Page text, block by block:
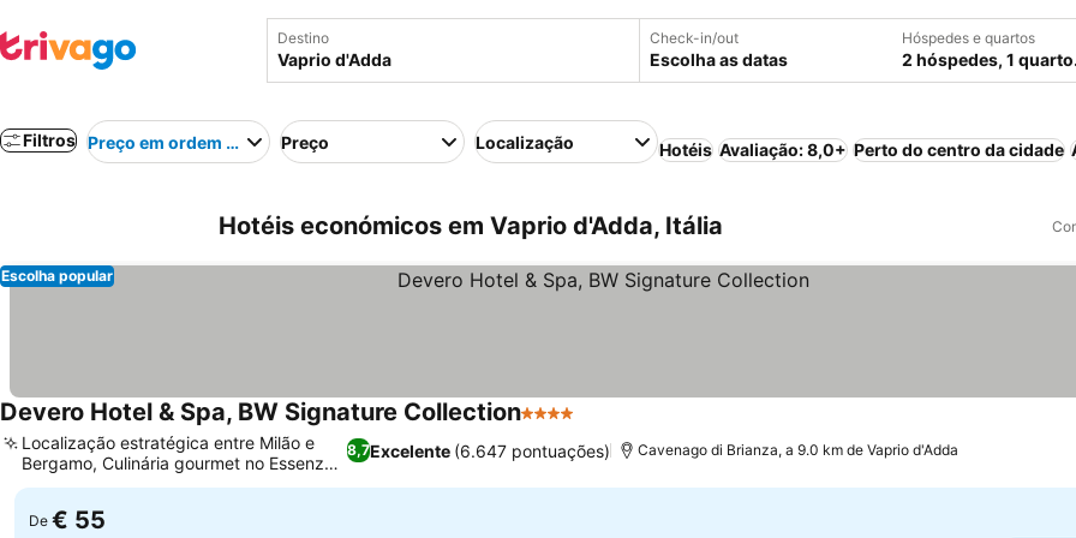
Destino Check-in/out
Escolha as datas
Hóspedes e quartos
2 hóspedes, 1 quarto.
Filtros Preço em ordem crescentePreço Localização Hotéis Avaliação: 8,0+ Perto do centro da cidade
Hotéis económicos em Vaprio d'Adda, Itália
Escolha popular
Devero Hotel & Spa, BW Signature Collection4 Estrelas
8,7Excelente (6.647 pontuações)
Localização estratégica entre Milão e
Bergamo, Culinária gourmet no Essenza
Restaurant
Cavenago di Brianza, a 9.0 km de Vaprio d'Adda
De € 55